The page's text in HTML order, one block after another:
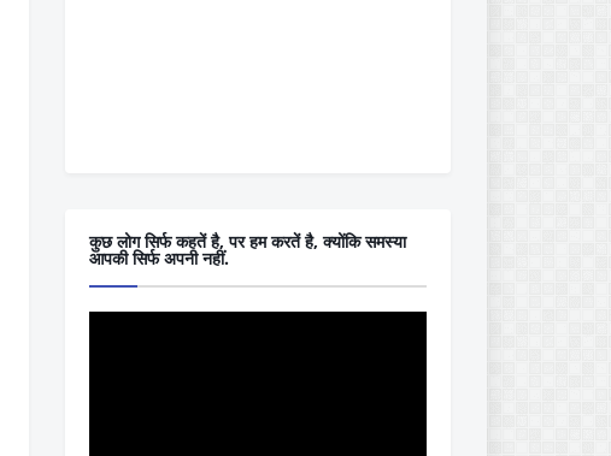
कुछ लोग सिर्फ कहतें है, पर हम करतें है, क्योंकि समस्या
आपकी सिर्फ अपनी नहीं.